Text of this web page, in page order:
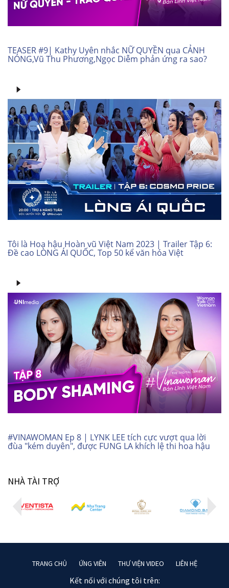
TEASER #9| Kathy Uyên nhắc NỮ QUYỀN qua CẢNH
NÓNG,Vũ Thu Phương,Ngọc Diễm phản ứng ra sao?
Tôi là Hoa hậu Hoàn vũ Việt Nam 2023 | Trailer Tập 6:
Đề cao LÒNG ÁI QUỐC, Top 50 kể văn hóa Việt
#VINAWOMAN Ep 8 | LYNK LEE tích cực vượt qua lời
đùa "kém duyên", được FUNG LA khích lệ thi hoa hậu
NHÀ TÀI TRỢ
TRANG CHỦ ỨNG VIÊN THƯ VIỆN VIDEO LIÊN HỆ
Kết nối với chúng tôi trên: